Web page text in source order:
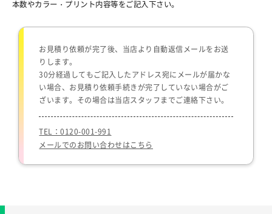
本数やカラー・プリント内容等をご記入下さい。
お見積り依頼が完了後、当店より自動返信メールをお送
りします。
30分経過してもご記入したアドレス宛にメールが届かな
い場合、お見積り依頼手続きが完了していない場合がご
ざいます。その場合は当店スタッフまでご連絡下さい。
TEL：0120-001-991
メールでのお問い合わせはこちら